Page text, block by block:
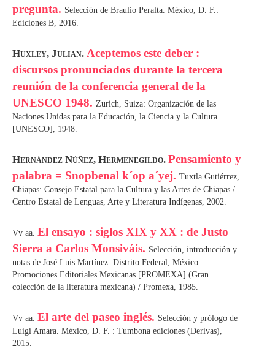
pregunta. Selección de Braulio Peralta. México, D. F.:
Ediciones B, 2016.
Huxley, Julian. Aceptemos este deber :
discursos pronunciados durante la tercera
reunión de la conferencia general de la
UNESCO 1948. Zurich, Suiza: Organización de las
Naciones Unidas para la Educación, la Ciencia y la Cultura
[UNESCO], 1948.
Hernández Núñez, Hermenegildo. Pensamiento y
palabra = Snopbenal k´op a´yej. Tuxtla Gutiérrez,
Chiapas: Consejo Estatal para la Cultura y las Artes de Chiapas /
Centro Estatal de Lenguas, Arte y Literatura Indígenas, 2002.
Vv aa. El ensayo : siglos XIX y XX : de Justo
Sierra a Carlos Monsiváis. Selección, introducción y
notas de José Luis Martínez. Distrito Federal, México:
Promociones Editoriales Mexicanas [PROMEXA] (Gran
colección de la literatura mexicana) / Promexa, 1985.
Vv aa. El arte del paseo inglés. Selección y prólogo de
Luigi Amara. México, D. F. : Tumbona ediciones (Derivas),
2015.